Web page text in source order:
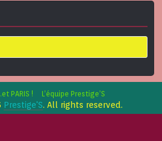
PARIS ! L’équipe Prestige’S
Prestige'S. All rights reserved.